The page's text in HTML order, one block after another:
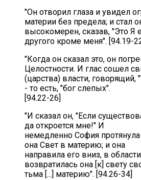
"Он отворил глаза и увидел
материи без предела; и стал
высокомерен, сказав, "Это Я
другого кроме меня". [94.19-
"Когда он сказал это, он
Целостности. И глас сошел
(царства) власти,
- то есть, "бог слепых".
[94.22-26]
"И сказал он, "Если
да откроется мне!" И
немедленно София
она Свет в материю; и она
направила его вниз, в
возвратилась она [к] свету
тьма [...] материю". [94.26-34]